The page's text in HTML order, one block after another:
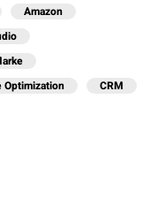
Amazon
Optimization CRM